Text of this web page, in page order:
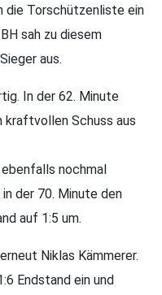
die Torschützenliste ein
sah zu diesem
aus.
In der 62. Minute
kraftvollen Schuss aus
nochmal
der 70. Minute den
auf 1:5 um.
Niklas Kämmerer.
Endstand ein und